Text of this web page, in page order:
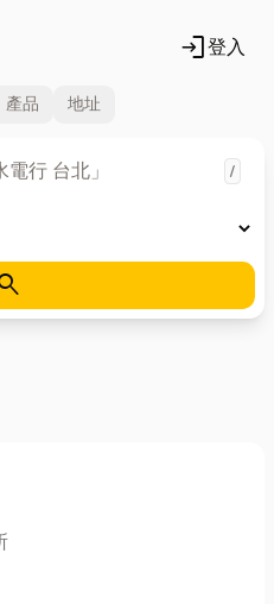
login登入
產品 地址
/